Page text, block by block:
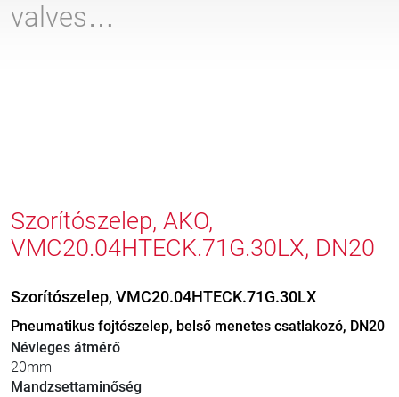
valves…
Szorítószelep, AKO,
VMC20.04HTECK.71G.30LX, DN20
Szorítószelep, VMC20.04HTECK.71G.30LX
Pneumatikus fojtószelep, belső menetes csatlakozó, DN20
Névleges átmérő
20mm
Mandzsettaminőség